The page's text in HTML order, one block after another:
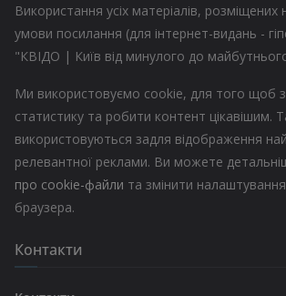
Використання усіх матеріалів, розміщених
умови посилання (для інтернет-видань -
"КВІДО | Київ від минулого до
Ми використовуємо cookie, для того щоб
статистику та робити контент цікавішим.
використовуються задля відображення
релевантної реклами. Ви можете
про cookie-файли та змінити
браузера.
Контакти